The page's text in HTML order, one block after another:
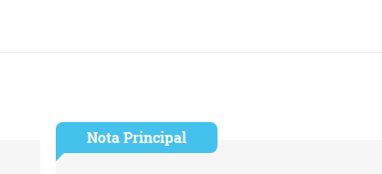
Nota Principal